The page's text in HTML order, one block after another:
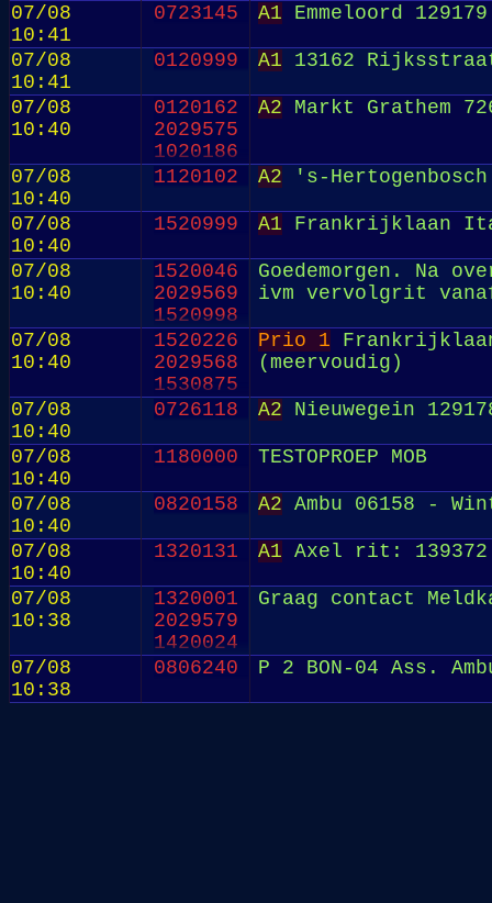
07/08
10:41
0723145 A1 Emmeloord 129179
07/08
10:41
0120999 A1 13162
07/08
10:40
0120162
2029575
1020186
A2 Markt Grathem
07/08
10:40
1120102 A2 's-
07/08
10:40
1520999 A1 Frankrijklaan
07/08
10:40
1520046
2029569
1520998
Goedemorgen. Na
ivm vervolgrit
07/08
10:40
1520226
2029568
1530875
Prio 1
(meervoudig)
07/08
10:40
0726118 A2 Nieuwegein
07/08
10:40
1180000 TESTOPROEP MOB
07/08
10:40
0820158 A2 Ambu 06158 -
07/08
10:40
1320131 A1 Axel rit: 139372
07/08
10:38
1320001
2029579
1420024
Graag contact
07/08
10:38
0806240 P 2 BON-04 Ass.